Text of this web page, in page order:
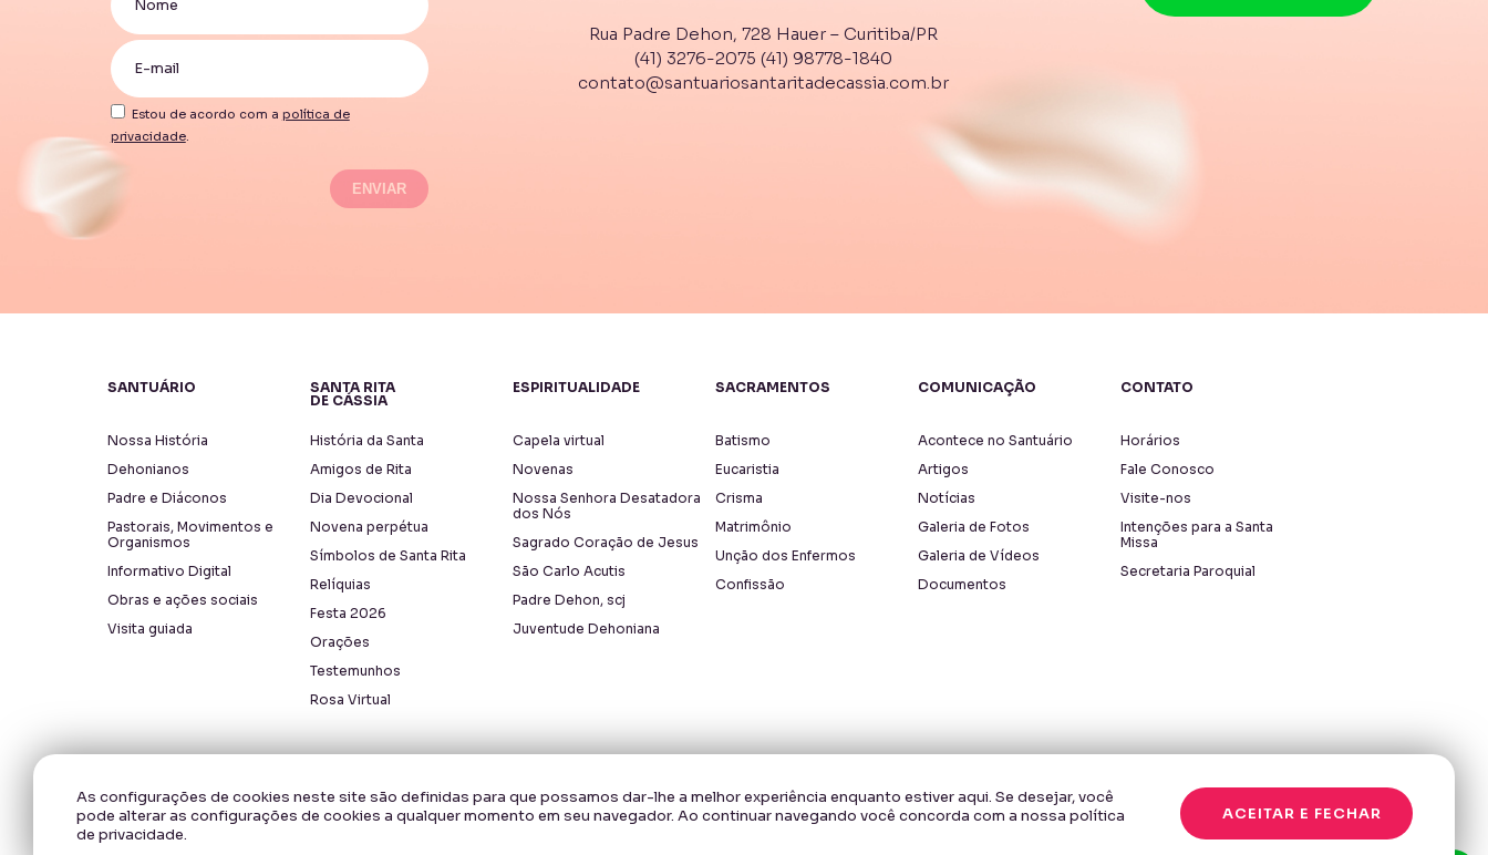
As configurações de cookies neste site são definidas para que possamos dar-lhe a melhor experiência enquanto estiver aqui. Se desejar, você
pode alterar as configurações de cookies a qualquer momento em seu navegador. Ao continuar navegando você concorda com a nossa política
de privacidade.
ACEITAR E FECHAR
Estou de acordo com a política de
privacidade.
Rua Padre Dehon, 728 Hauer – Curitiba/PR
(41) 3276-2075 (41) 98778-1840
contato@santuariosantaritadecassia.com.br
SANTUÁRIO
Nossa História
Dehonianos
Padre e Diáconos
Pastorais, Movimentos e
Organismos
Informativo Digital
Obras e ações sociais
Visita guiada
SANTA RITA
DE CÁSSIA
História da Santa
Amigos de Rita
Dia Devocional
Novena perpétua
Símbolos de Santa Rita
Relíquias
Festa 2026
Orações
Testemunhos
Rosa Virtual
ESPIRITUALIDADE
Capela virtual
Novenas
Nossa Senhora Desatadora
dos Nós
Sagrado Coração de Jesus
São Carlo Acutis
Padre Dehon, scj
Juventude Dehoniana
SACRAMENTOS
Batismo
Eucaristia
Crisma
Matrimônio
Unção dos Enfermos
Confissão
COMUNICAÇÃO
Acontece no Santuário
Artigos
Notícias
Galeria de Fotos
Galeria de Vídeos
Documentos
CONTATO
Horários
Fale Conosco
Visite-nos
Intenções para a Santa
Missa
Secretaria Paroquial
Copyright © 2026 - Santuário Santa Rita de Cássia.